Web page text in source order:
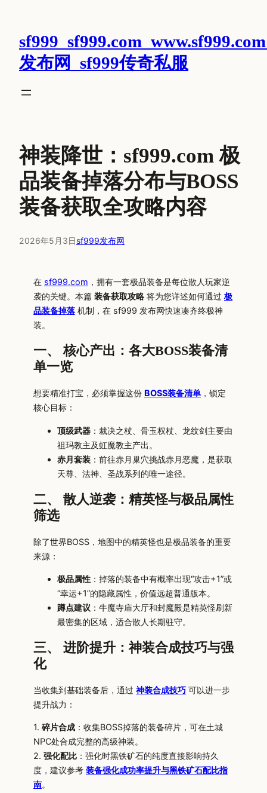
发布网_sf999传奇私服
神装降世：sf999.com 极
品装备掉落分布与BOSS
装备获取全攻略内容
2026年5月3日sf999发布网
在 sf999.com ，拥有一套极品装备是每位散人玩家逆
袭的关键。本篇 装备获取攻略 将为您详述如何通过 极
品装备掉落 机制，在 sf999 发布网快速凑齐终极神
装。
一、 核心产出：各大BOSS装备清
单一览
想要精准打宝，必须掌握这份 BOSS装备清单 ，锁定
核心目标：
顶级武器 ：裁决之杖、骨玉权杖、龙纹剑主要由
祖玛教主及虹魔教主产出。
赤月套装 ：前往赤月巢穴挑战赤月恶魔，是获取
天尊、法神、圣战系列的唯一途径。
二、 散人逆袭：精英怪与极品属性
筛选
除了世界BOSS，地图中的精英怪也是极品装备的重要
来源：
极品属性 ：掉落的装备中有概率出现“攻击+1”或
“幸运+1”的隐藏属性，价值远超普通版本。
蹲点建议 ：牛魔寺庙大厅和封魔殿是精英怪刷新
最密集的区域，适合散人长期驻守。
三、 进阶提升：神装合成技巧与强
化
当收集到基础装备后，通过 神装合成技巧 可以进一步
提升战力：
1. 碎片合成 ：收集BOSS掉落的装备碎片，可在土城
NPC处合成完整的高级神装。
2. 强化配比 ：强化时黑铁矿石的纯度直接影响持久
度，建议参考 装备强化成功率提升与黑铁矿石配比指
南。